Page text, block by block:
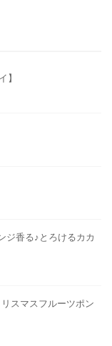
】
香る♪とろけるカカ
スマスフルーツポン